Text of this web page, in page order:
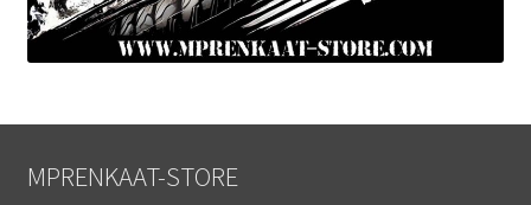
MPRENKAAT-STORE